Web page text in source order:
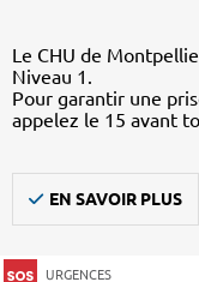
Le CHU de
Niveau 1.
Pour garantir une
appelez le 15 avant
EN SAVOIR PLUS
URGENCES